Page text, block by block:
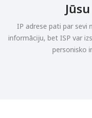
IP adrese pati par sevi
informāciju, bet ISP var
personisko